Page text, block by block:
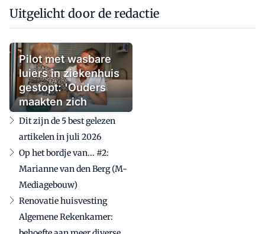
Uitgelicht door de redactie
Pilot met wasbare
luiers in ziekenhuis
gestopt: 'Ouders
maakten zich
zorgen'
Dit zijn de 5 best gelezen
artikelen in juli 2026
Op het bordje van... #2:
Marianne van den Berg (M-
Mediagebouw)
Renovatie huisvesting
Algemene Rekenkamer: